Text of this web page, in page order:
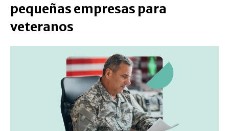
pequeñas empresas para
veteranos